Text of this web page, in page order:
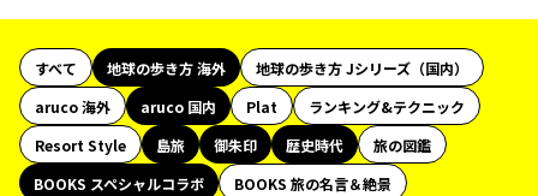
すべて 地球の歩き方 海外
地球の歩き方 Jシリーズ（国内）
aruco 海外
aruco 国内 Plat
ランキング&テクニック
Resort Style
島旅 御朱印 歴史時代
旅の図鑑
BOOKS スペシャルコラボ
BOOKS 旅の名言＆絶景